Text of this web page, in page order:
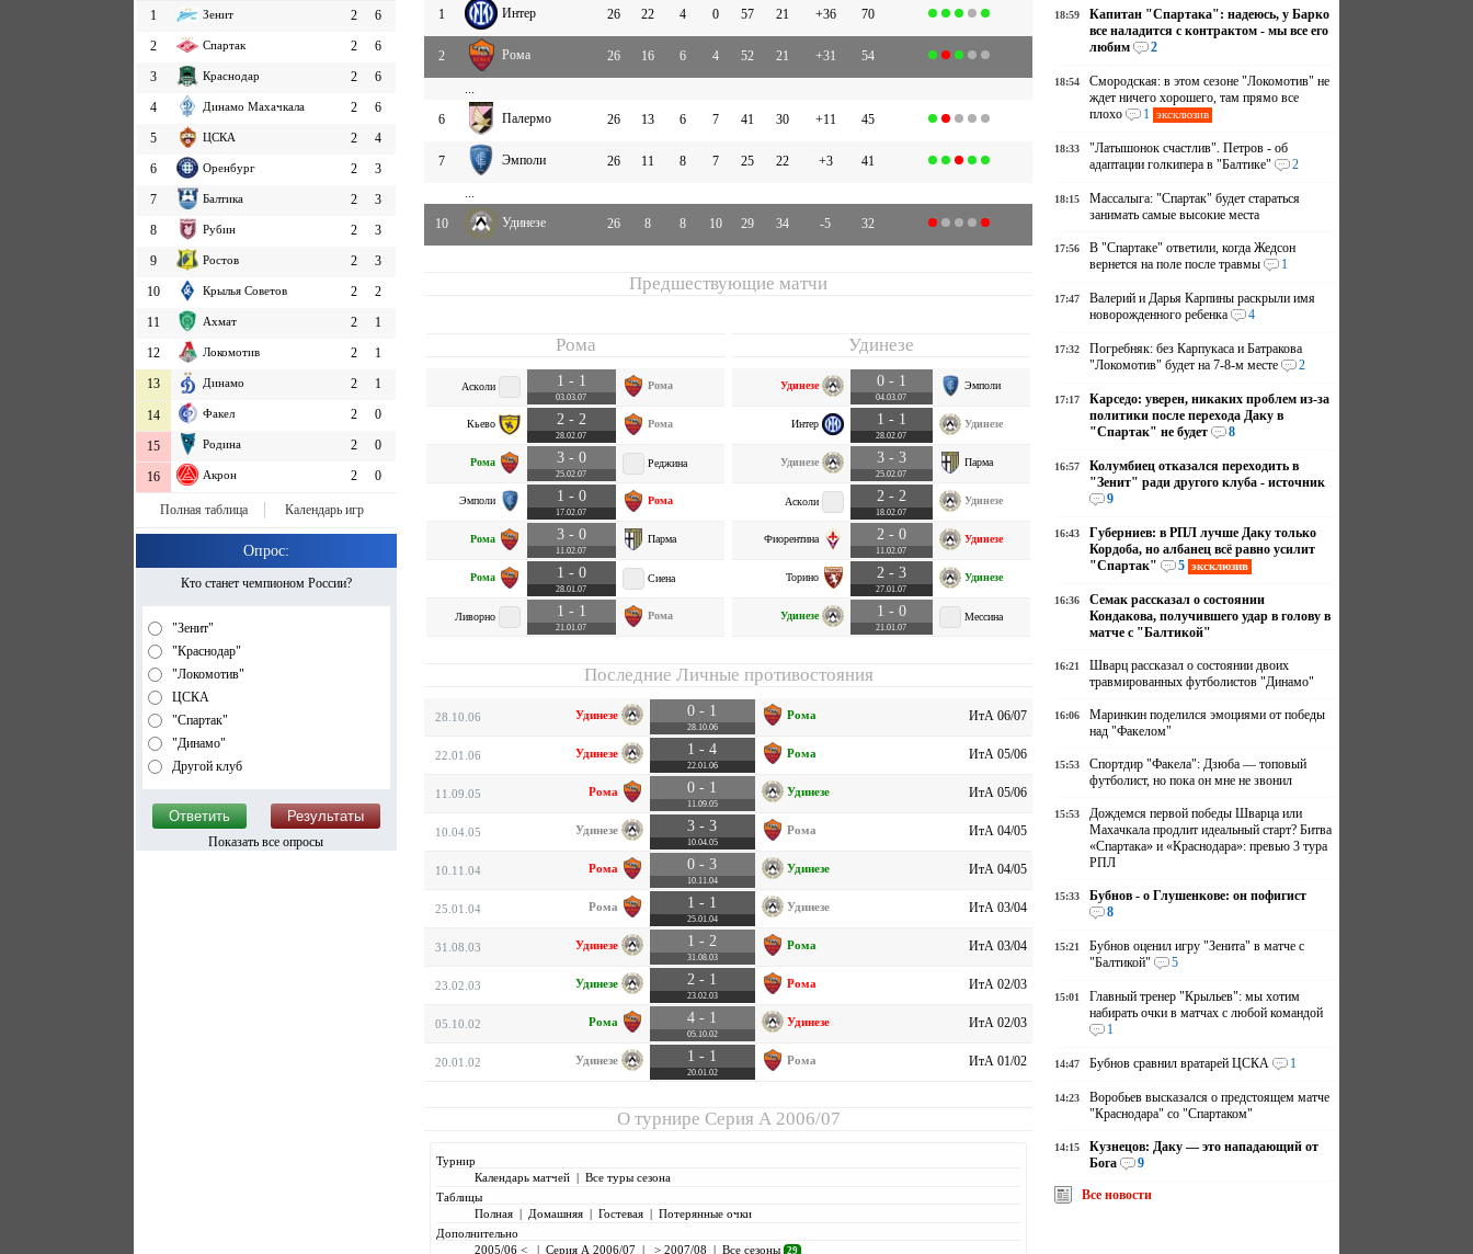
1 Зенит 2
6
2
Спартак 2
6
3
Краснодар 2
6
4
Динамо Махачкала 2
6
5
ЦСКА 2
4
6
Оренбург 2
3
7
Балтика 2
3
8
Рубин 2
3
9
Ростов 2
3
10
Крылья Советов 2
2
11
Ахмат 2
1
12
Локомотив 2
1
13
Динамо 2 1
14 Факел 2 0
15 Родина 2 0
16 Акрон 2 0
Полная таблица Календарь игр
Опрос:
Кто станет чемпионом России?
"Зенит"
"Краснодар"
"Локомотив"
ЦСКА
"Спартак"
"Динамо"
Другой клуб
Показать все опросы
1 Интер 26 22 4 0 57 21 +36 70
2 Рома 26 16 6 4 52 21 +31 54
...
6
Палермо 26 13 6 7 41 30 +11 45
7 Эмполи 26 11 8 7 25 22 +3 41
...
10
Удинезе 26 8 8 10 29 34 -5 32
Предшествующие матчи
Рома
Асколи 1 - 1
03.03.07
Рома
Кьево 2 - 2
28.02.07
Рома
Рома 3 - 0
25.02.07
Реджина
Эмполи 1 - 0
17.02.07
Рома
Рома 3 - 0
11.02.07
Парма
Рома 1 - 0
28.01.07
Сиена
Ливорно 1 - 1
21.01.07
Рома
Удинезе
Удинезе 0 - 1
04.03.07
Эмполи
Интер 1 - 1
28.02.07
Удинезе
Удинезе 3 - 3
25.02.07
Парма
Асколи 2 - 2
18.02.07
Удинезе
Фиорентина 2 - 0
11.02.07
Удинезе
Торино 2 - 3
27.01.07
Удинезе
Удинезе 1 - 0
21.01.07
Мессина
Последние Личные противостояния
28.10.06 Удинезе 0 - 1
28.10.06
Рома ИтА 06/07
22.01.06 Удинезе 1 - 4
22.01.06
Рома ИтА 05/06
11.09.05 Рома 0 - 1
11.09.05
Удинезе ИтА 05/06
10.04.05 Удинезе 3 - 3
10.04.05
Рома ИтА 04/05
10.11.04 Рома 0 - 3
10.11.04
Удинезе ИтА 04/05
25.01.04 Рома 1 - 1
25.01.04
Удинезе ИтА 03/04
31.08.03 Удинезе 1 - 2
31.08.03
Рома ИтА 03/04
23.02.03 Удинезе 2 - 1
23.02.03
Рома ИтА 02/03
05.10.02 Рома 4 - 1
05.10.02
Удинезе ИтА 02/03
20.01.02 Удинезе 1 - 1
20.01.02
Рома ИтА 01/02
О турнире Серия А 2006/07
Турнир
Календарь матчей| Все туры сезона
Таблицы
Полная| Домашняя| Гостевая| Потерянные очки
Дополнительно
2005/06 <
| Серия А 2006/07| > 2007/08 | Все сезоны 29
18:59
Капитан "Спартака": надеюсь, у Барко
все наладится с контрактом - мы все его
любим
2
18:54
Смородская: в этом сезоне "Локомотив" не
ждет ничего хорошего, там прямо все
плохо
1 эксклюзив
18:33
"Латышонок счастлив". Петров - об
адаптации голкипера в "Балтике"
2
18:15
Массалыга: "Спартак" будет стараться
занимать самые высокие места
17:56
В "Спартаке" ответили, когда Жедсон
вернется на поле после травмы
1
17:47
Валерий и Дарья Карпины раскрыли имя
новорожденного ребенка
4
17:32
Погребняк: без Карпукаса и Батракова
"Локомотив" будет на 7-8-м месте
2
17:17
Карседо: уверен, никаких проблем из-за
политики после перехода Даку в
"Спартак" не будет
8
16:57
Колумбиец отказался переходить в
"Зенит" ради другого клуба - источник
9
16:43
Губерниев: в РПЛ лучше Даку только
Кордоба, но албанец всё равно усилит
"Спартак"
5 эксклюзив
16:36
Семак рассказал о состоянии
Кондакова, получившего удар в голову в
матче с "Балтикой"
16:21
Шварц рассказал о состоянии двоих
травмированных футболистов "Динамо"
16:06
Маринкин поделился эмоциями от победы
над "Факелом"
15:53
Спортдир "Факела": Дзюба — топовый
футболист, но пока он мне не звонил
15:53
Дождемся первой победы Шварца или
Махачкала продлит идеальный старт? Битва
«Спартака» и «Краснодара»: превью 3 тура
РПЛ
15:33
Бубнов - о Глушенкове: он пофигист
8
15:21
Бубнов оценил игру "Зенита" в матче с
"Балтикой"
5
15:01
Главный тренер "Крыльев": мы хотим
набирать очки в матчах с любой командой
1
14:47 Бубнов сравнил вратарей ЦСКА 1
14:23
Воробьев высказался о предстоящем матче
"Краснодара" со "Спартаком"
14:15
Кузнецов: Даку — это нападающий от
Бога
9
Все новости